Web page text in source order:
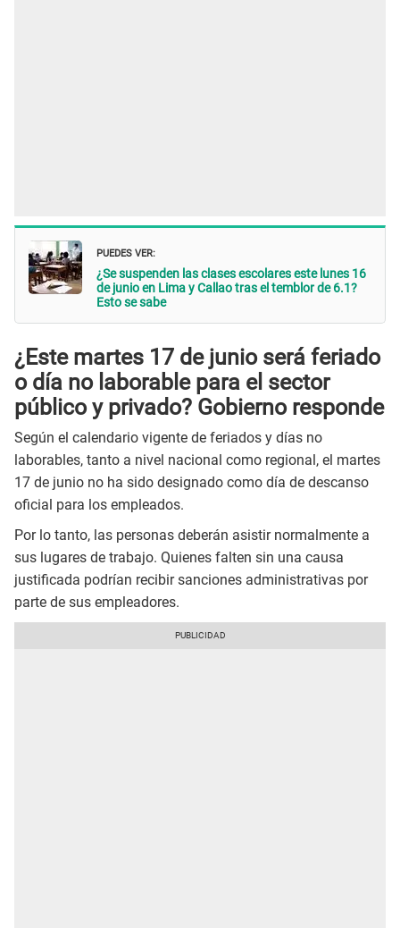
PUEDES VER:
¿Se suspenden las clases escolares este lunes 16
de junio en Lima y Callao tras el temblor de 6.1?
Esto se sabe
¿Este martes 17 de junio será feriado
o día no laborable para el sector
público y privado? Gobierno responde
Según el calendario vigente de feriados y días no
laborables, tanto a nivel nacional como regional, el martes
17 de junio no ha sido designado como día de descanso
oficial para los empleados.
Por lo tanto, las personas deberán asistir normalmente a
sus lugares de trabajo. Quienes falten sin una causa
justificada podrían recibir sanciones administrativas por
parte de sus empleadores.